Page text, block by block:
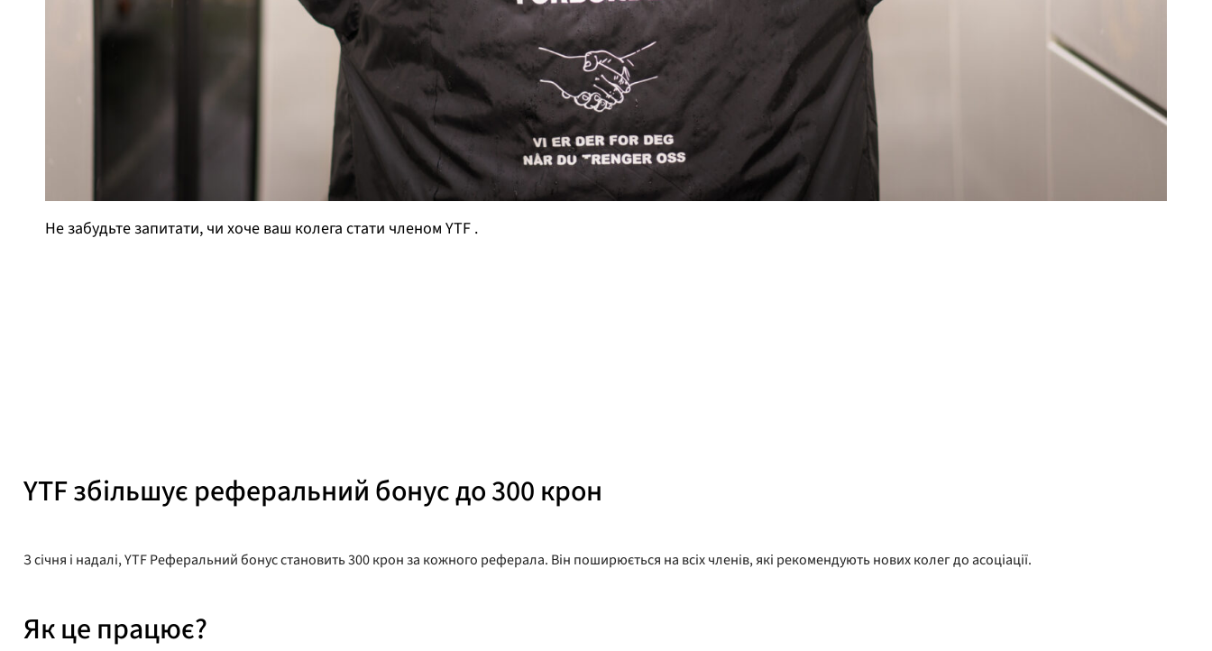
Не забудьте запитати, чи хоче ваш колега стати членом YTF .
YTF збільшує реферальний бонус до 300 крон
З січня і надалі, YTF Реферальний бонус становить 300 крон за кожного реферала. Він поширюється на всіх членів, які рекомендують нових колег до асоціації.
Як це працює?